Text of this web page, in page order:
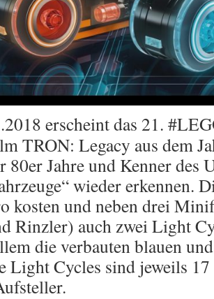
erscheint das 21.
TRON: Legacy aus dem
80er Jahre und Kenner des
wieder erkennen.
kosten und neben drei
Rinzler) auch zwei Light
die verbauten blauen
Light Cycles sind jeweils